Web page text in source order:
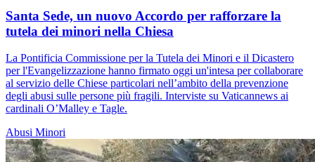
Santa Sede, un nuovo Accordo per rafforzare la
tutela dei minori nella Chiesa
La Pontificia Commissione per la Tutela dei Minori e il Dicastero
per l'Evangelizzazione hanno firmato oggi un'intesa per collaborare
al servizio delle Chiese particolari nell’ambito della prevenzione
degli abusi sulle persone più fragili. Interviste su Vaticannews ai
cardinali O’Malley e Tagle.
Abusi Minori